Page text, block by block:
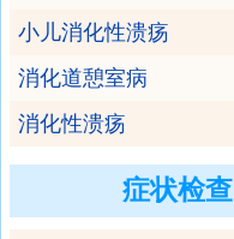
小儿消化性溃疡
消化道憩室病
消化性溃疡
症状检查